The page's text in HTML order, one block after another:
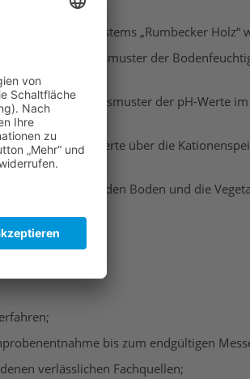
des Ökosystems „Rumbecker Holz“
das Verteilungsmuster der
das Verteilungsmuster der pH-Werte
die Messwerte über die
die Eingriffe auf den Boden und die
bis zum endgültigen
verlässlichen Fachquellen;